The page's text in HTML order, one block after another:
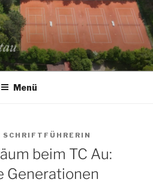
Menü
SCHRIFTFÜHRERIN
beim TC Au:
Generationen